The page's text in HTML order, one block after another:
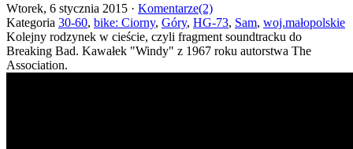
Wtorek, 6 stycznia 2015 · Komentarze(2)
Kategoria 30-60, bike: Ciorny, Góry, HG-73, Sam, woj.małopolskie
Kolejny rodzynek w cieście, czyli fragment soundtracku do
Breaking Bad. Kawałek "Windy" z 1967 roku autorstwa The
Association.